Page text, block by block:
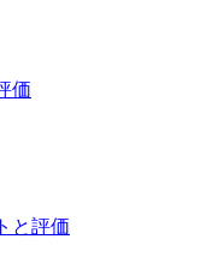
価
と評価